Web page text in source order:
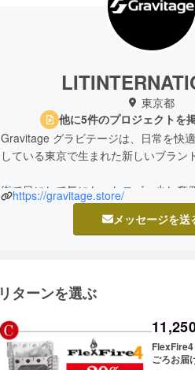
東京都
他に5件のプロジェクトを
Gravitage グラビテージは、日常を快
している東京で生まれた新しいブラン
街で目にして気になったロゴ。少し奮
納が少なかったり、どこか機能が物足
経験はありませんか？
ら、使いやすさを追求したバッグをお
https://gravitage.store/
メッセージを送
リターンを選ぶ
FlexFire4 ×1 専用ケース
ごろお届